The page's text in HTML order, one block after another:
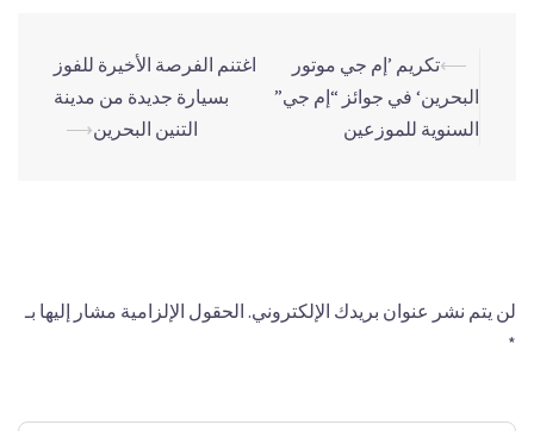
⟵تكريم ’إم جي موتور
البحرين‘ في جوائز “إم جي”
السنوية للموزعين
اغتنم الفرصة الأخيرة للفوز
بسيارة جديدة من مدينة
التنين البحرين⟶
لن يتم نشر عنوان بريدك الإلكتروني. الحقول الإلزامية مشار إليها بـ
*